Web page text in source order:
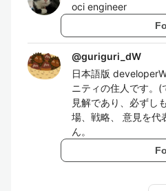
oci engineer
@guriguri_dW
日本語版
ニティの住人です。
見解であり、必ずし
場、戦略、 意見を代
ん。